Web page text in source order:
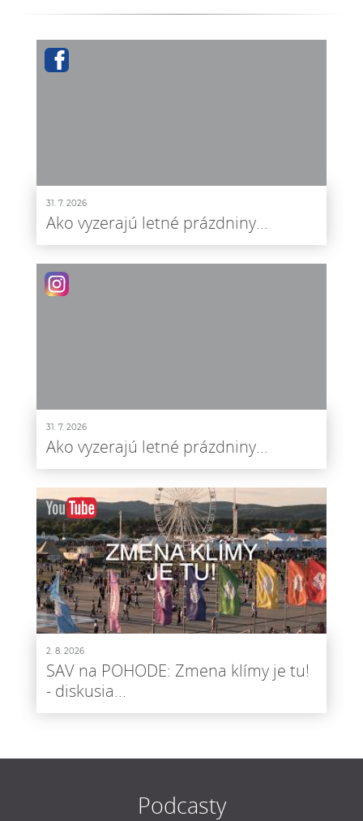
31. 7. 2026
Ako vyzerajú letné prázdniny...
31. 7. 2026
Ako vyzerajú letné prázdniny...
2. 8. 2026
SAV na POHODE: Zmena klímy je tu!
- diskusia...
Podcasty